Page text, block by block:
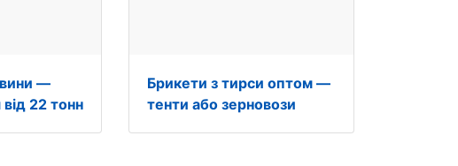
—
22 тонн
Брикети з тирси оптом —
тенти або зерновози